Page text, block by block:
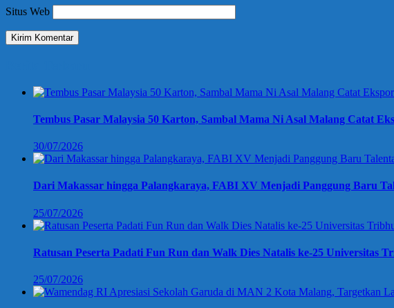
Situs Web
Tembus Pasar Malaysia 50 Karton, Sambal Mama Ni Asal Malang Catat
30/07/2026
Dari Makassar hingga Palangkaraya, FABI XV Menjadi Panggung Baru
25/07/2026
Ratusan Peserta Padati Fun Run dan Walk Dies Natalis ke-25 Universitas
25/07/2026